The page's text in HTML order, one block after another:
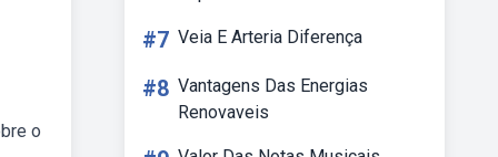
o
#7 Veia E Arteria Diferença
#8 Vantagens Das Energias
Renovaveis